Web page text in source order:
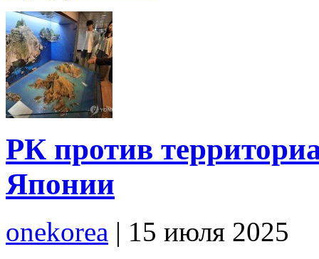
РК против
Японии
onekorea | 15 июля 2025